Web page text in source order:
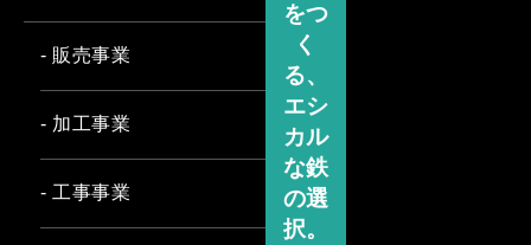
をつ
く
る、
エシ
カル
な鉄
の選
択。
- 販売事業
- 加工事業
- 工事事業